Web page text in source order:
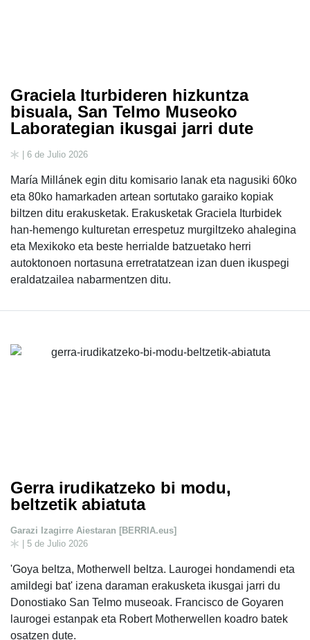
Graciela Iturbideren hizkuntza
bisuala, San Telmo Museoko
Laborategian ikusgai jarri dute
| 6 de Julio 2026
María Millánek egin ditu komisario lanak eta nagusiki 60ko
eta 80ko hamarkaden artean sortutako garaiko kopiak
biltzen ditu erakusketak. Erakusketak Graciela Iturbidek
han-hemengo kulturetan errespetuz murgiltzeko ahalegina
eta Mexikoko eta beste herrialde batzuetako herri
autoktonoen nortasuna erretratatzean izan duen ikuspegi
eraldatzailea nabarmentzen ditu.
Gerra irudikatzeko bi modu,
beltzetik abiatuta
Garazi Izagirre Aiestaran [BERRIA.eus]
| 5 de Julio 2026
'Goya beltza, Motherwell beltza. Laurogei hondamendi eta
amildegi bat' izena daraman erakusketa ikusgai jarri du
Donostiako San Telmo museoak. Francisco de Goyaren
laurogei estanpak eta Robert Motherwellen koadro batek
osatzen dute.